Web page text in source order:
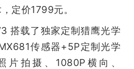
定价1799元。
搭载了独家定制猎鹰光学
传感器+5P定制光学
片拍摄、1080P横向、